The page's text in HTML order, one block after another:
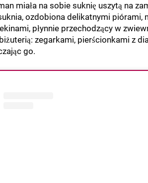
miała na sobie suknię uszytą na
ozdobiona delikatnymi piórami,
płynnie przechodzący w
zegarkami, pierścionkami z
go.